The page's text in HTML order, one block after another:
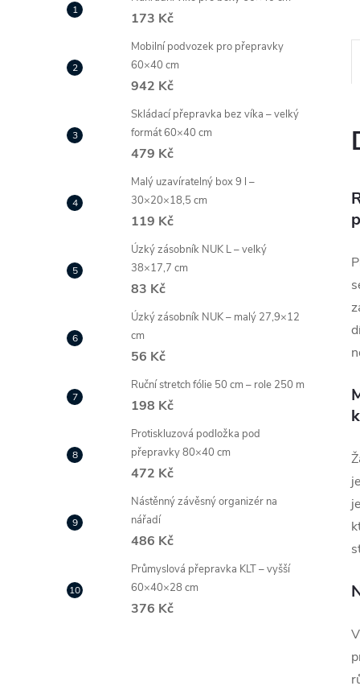
173 Kč
Mobilní podvozek pro přepravky
60×40 cm
942 Kč
Skládací přepravka bez víka – velký
formát 60×40 cm
479 Kč
Malý uzavíratelný box 9 l –
30×20×18,5 cm
119 Kč
Úzký zásobník NUK L – velký
38×17,7 cm
83 Kč
Úzký zásobník NUK – malý 27,9×12
cm
56 Kč
Ruční stretch fólie 50 cm – role 250 m
198 Kč
Protiskluzová podložka pod
přepravky 80×40 cm
472 Kč
Nástěnný závěsný organizér na
nářadí
486 Kč
Průmyslová přepravka KLT – vyšší
60×40×28 cm
376 Kč